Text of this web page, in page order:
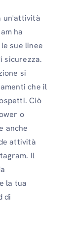
un'attività
ha
sue linee
sicurezza.
si
che il
Ciò
o
anche
attività
Il
la tua
di